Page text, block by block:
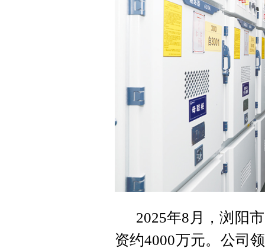
2025年8月，浏阳
资约4000万元。公司